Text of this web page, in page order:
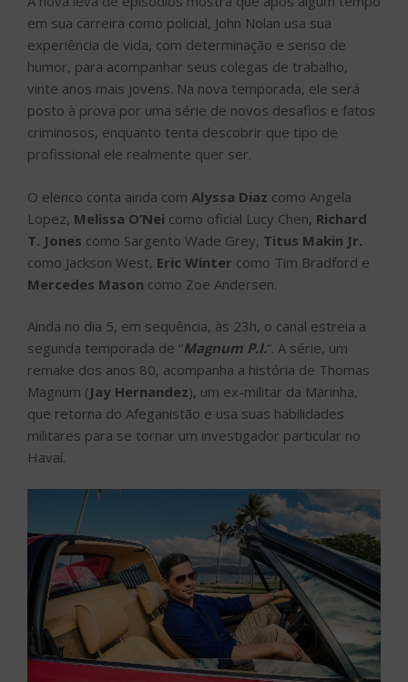
em sua carreira como policial, John Nolan usa sua
experiência de vida, com determinação e senso de
humor, para acompanhar seus colegas de trabalho,
vinte anos mais jovens. Na nova temporada, ele será
posto à prova por uma série de novos desafios e fatos
criminosos, enquanto tenta descobrir que tipo de
profissional ele realmente quer ser.
O elenco conta ainda com Alyssa Diaz como Angela
Lopez, Melissa O’Nei como oficial Lucy Chen, Richard
T. Jones como Sargento Wade Grey, Titus Makin Jr.
como Jackson West, Eric Winter como Tim Bradford e
Mercedes Mason como Zoe Andersen.
Ainda no dia 5, em sequência, às 23h, o canal estreia a
segunda temporada de “Magnum P.I.“. A série, um
remake dos anos 80, acompanha a história de Thomas
Magnum (Jay Hernandez), um ex-militar da Marinha,
que retorna do Afeganistão e usa suas habilidades
militares para se tornar um investigador particular no
Havaí.